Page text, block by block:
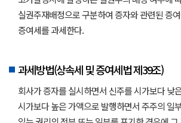
실권주재배정으로 구분하여 증자와 관련된 증
증여세를 과세한다.
과세방법(상속세 및 증여세법 제39조)
회사가 증자를 실시하면서 신주를 시가보다 낮
시가보다 높은 가액으로 발행하면서 주주의 일